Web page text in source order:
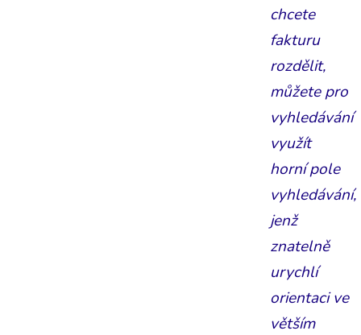
chcete
fakturu
rozdělit,
můžete pro
vyhledávání
využít
horní pole
vyhledávání,
jenž
znatelně
urychlí
orientaci ve
větším